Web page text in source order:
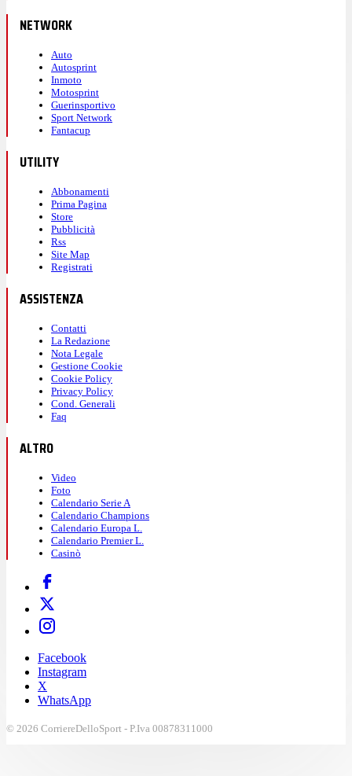
NETWORK
Auto
Autosprint
Inmoto
Motosprint
Guerinsportivo
Sport Network
Fantacup
UTILITY
Abbonamenti
Prima Pagina
Store
Pubblicità
Rss
Site Map
Registrati
ASSISTENZA
Contatti
La Redazione
Nota Legale
Gestione Cookie
Cookie Policy
Privacy Policy
Cond. Generali
Faq
ALTRO
Video
Foto
Calendario Serie A
Calendario Champions
Calendario Europa L.
Calendario Premier L.
Casinò
Facebook
Instagram
X
WhatsApp
© 2026 CorriereDelloSport - P.Iva 00878311000